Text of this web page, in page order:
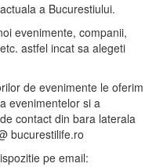
a Bucurestiului.
evenimente, companii,
astfel incat sa alegeti
de evenimente le oferim
evenimentelor si a
contact din bara laterala
bucurestilife.ro
pe email: